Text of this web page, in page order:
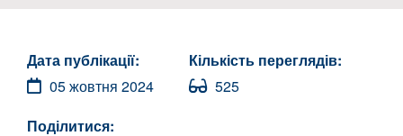
Дата публікації:
05 жовтня 2024
Кількість переглядів:
525
Поділитися: